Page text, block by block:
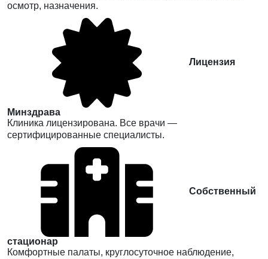
осмотр, назначения.
Лицензия
Минздрава
Клиника лицензирована. Все врачи —
сертифицированные специалисты.
Собственный
стационар
Комфортные палаты, круглосуточное наблюдение,